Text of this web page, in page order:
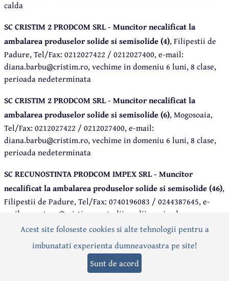
calda
SC CRISTIM 2 PRODCOM SRL - Muncitor necalificat la
ambalarea produselor solide si semisolide (4), Filipestii de
Padure, Tel/Fax: 0212027422 / 0212027400, e-mail:
diana.barbu@cristim.ro, vechime in domeniu 6 luni, 8 clase,
perioada nedeterminata
SC CRISTIM 2 PRODCOM SRL - Muncitor necalificat la
ambalarea produselor solide si semisolide (6), Mogosoaia,
Tel/Fax: 0212027422 / 0212027400, e-mail:
diana.barbu@cristim.ro, vechime in domeniu 6 luni, 8 clase,
perioada nedeterminata
SC RECUNOSTINTA PRODCOM IMPEX SRL - Muncitor
necalificat la ambalarea produselor solide si semisolide (46),
Filipestii de Padure, Tel/Fax: 0740196083 / 0244387645, e-
mail: recrutare@cristim.ro, studii medii, perioada
nedeterminata, experienta in industria prelucrarii carnii
constituie avantaj, masa+pachet mezeluri+transport
SC DUCATI ENERGIA ROMANIA SA - Muncitor necalificat la
asamblarea si montarea pieselor (40), Busteni, Tel/Fax:
Acest site foloseste cookies si alte tehnologii pentru a
imbunatati experienta dumneavoastra pe site!
Sunt de acord